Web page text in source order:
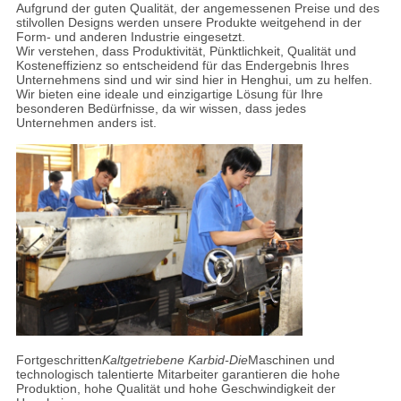
Aufgrund der guten Qualität, der angemessenen Preise und des
stilvollen Designs werden unsere Produkte weitgehend in der
Form- und anderen Industrie eingesetzt.
Wir verstehen, dass Produktivität, Pünktlichkeit, Qualität und
Kosteneffizienz so entscheidend für das Endergebnis Ihres
Unternehmens sind und wir sind hier in Henghui, um zu helfen.
Wir bieten eine ideale und einzigartige Lösung für Ihre
besonderen Bedürfnisse, da wir wissen, dass jedes
Unternehmen anders ist.
FortgeschrittenKaltgetriebene Karbid-DieMaschinen und
technologisch talentierte Mitarbeiter garantieren die hohe
Produktion, hohe Qualität und hohe Geschwindigkeit der